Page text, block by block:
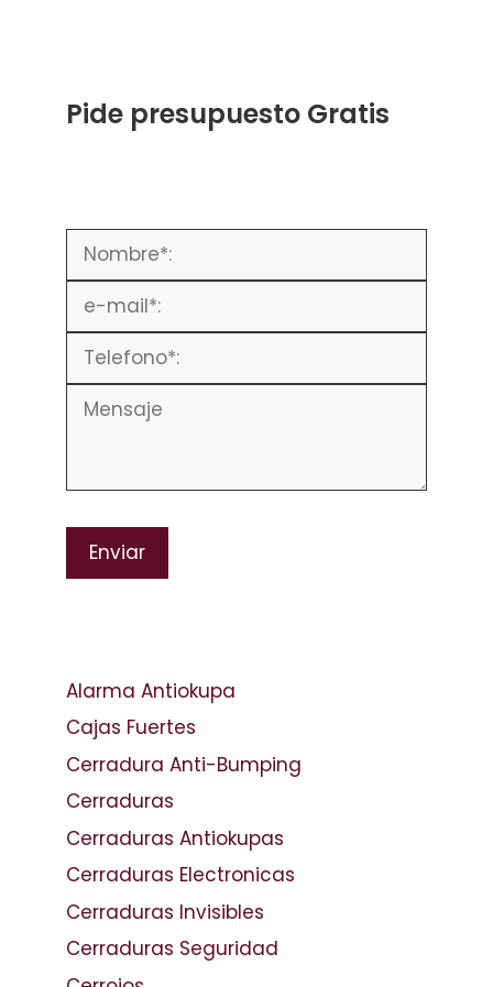
Pide presupuesto Gratis
Alarma Antiokupa
Cajas Fuertes
Cerradura Anti-Bumping
Cerraduras
Cerraduras Antiokupas
Cerraduras Electronicas
Cerraduras Invisibles
Cerraduras Seguridad